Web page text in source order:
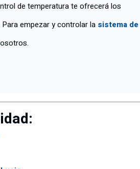
de temperatura te ofrecerá los
empezar y controlar la sistema de